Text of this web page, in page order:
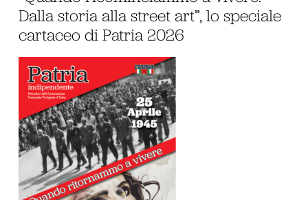
Dalla storia alla street art”, lo speciale
cartaceo di Patria 2026